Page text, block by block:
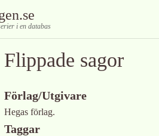
i en databas
Flippade sagor
Förlag/Utgivare
Hegas förlag.
Taggar